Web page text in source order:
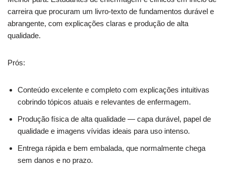
carreira que procuram um livro-texto de fundamentos durável e
abrangente, com explicações claras e produção de alta
qualidade.
Prós:
Conteúdo excelente e completo com explicações intuitivas
cobrindo tópicos atuais e relevantes de enfermagem.
Produção física de alta qualidade — capa durável, papel de
qualidade e imagens vívidas ideais para uso intenso.
Entrega rápida e bem embalada, que normalmente chega
sem danos e no prazo.